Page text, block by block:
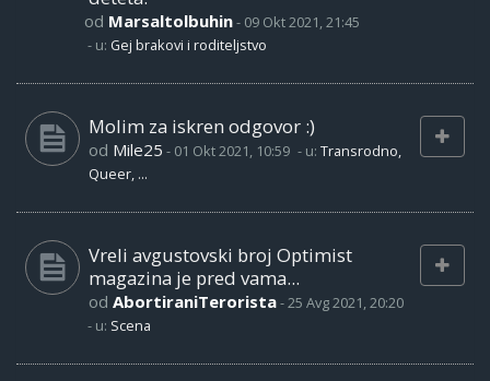
od Marsaltolbuhin- 09 Okt 2021, 21:45
- u: Gej brakovi i roditeljstvo
Molim za iskren odgovor :)
od Mile25 - 01 Okt 2021, 10:59 - u: Transrodno,
Queer, ...
Vreli avgustovski broj Optimist
magazina je pred vama...
od AbortiraniTerorista-25 Avg 2021, 20:20
- u: Scena